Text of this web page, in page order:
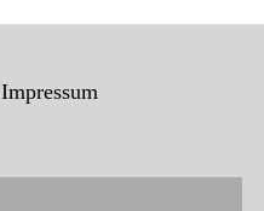
Impressum